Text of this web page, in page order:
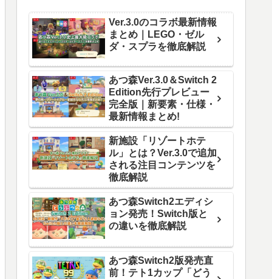
Ver.3.0のコラボ最新情報
まとめ｜LEGO・ゼル
ダ・スプラを徹底解説
あつ森Ver.3.0＆Switch 2
Edition先行プレビュー
完全版｜新要素・仕様・
最新情報まとめ!
新施設「リゾートホテ
ル」とは？Ver.3.0で追加
される注目コンテンツを
徹底解説
あつ森Switch2エディシ
ョン発売！Switch版と
の違いを徹底解説
あつ森Switch2版発売直
前！テト1カップ「どう